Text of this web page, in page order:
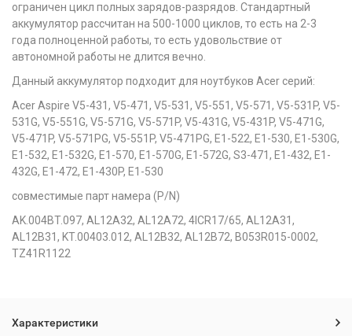
ограничен цикл полных зарядов-разрядов. Стандартный
аккумулятор рассчитан на 500-1000 циклов, то есть на 2-3
года полноценной работы, то есть удовольствие от
автономной работы не длится вечно.
Данный аккумулятор подходит для ноутбуков Acer серий:
Acer Aspire V5-431, V5-471, V5-531, V5-551, V5-571, V5-531P, V5-
531G, V5-551G, V5-571G, V5-571P, V5-431G, V5-431P, V5-471G,
V5-471P, V5-571PG, V5-551P, V5-471PG, E1-522, E1-530, E1-530G,
E1-532, E1-532G, E1-570, E1-570G, E1-572G, S3-471, E1-432, E1-
432G, E1-472, E1-430P, E1-530
совместимые парт намера (P/N)
AK.004BT.097, AL12A32, AL12A72, 4ICR17/65, AL12A31,
AL12B31, KT.00403.012, AL12B32, AL12B72, B053R015-0002,
TZ41R1122
Характеристики